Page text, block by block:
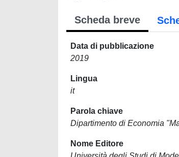
Scheda breve
Data di pubblicazione
2019
Lingua
it
Parola chiave
Dipartimento di Economia
Nome Editore